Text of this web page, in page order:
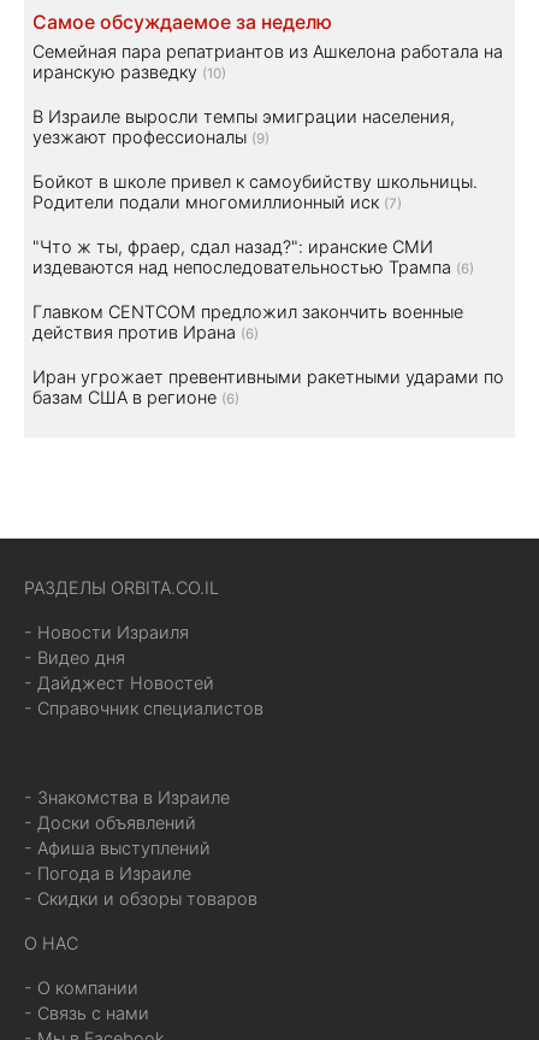
Самое обсуждаемое за неделю
Семейная пара репатриантов из Ашкелона работала на
иранскую разведку (10)
В Израиле выросли темпы эмиграции населения,
уезжают профессионалы (9)
Бойкот в школе привел к самоубийству школьницы.
Родители подали многомиллионный иск (7)
"Что ж ты, фраер, сдал назад?": иранские СМИ
издеваются над непоследовательностью Трампа (6)
Главком CENTCOM предложил закончить военные
действия против Ирана (6)
Иран угрожает превентивными ракетными ударами по
базам США в регионе (6)
РАЗДЕЛЫ ORBITA.CO.IL
- Новости Израиля
- Видео дня
- Дайджест Новостей
- Справочник специалистов
- Знакомства в Израиле
- Доски объявлений
- Афиша выступлений
- Погода в Израиле
- Скидки и обзоры товаров
О НАС
- О компании
- Связь с нами